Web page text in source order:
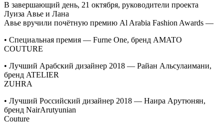
В завершающий день, 21 октября, руководители проекта
Луиза Авье и Лана
Авье вручили почётную премию Al Arabia Fashion Awards —
• Специальная премия — Furne One, бренд AMATO
COUTURE
• Лучший Арабский дизайнер 2018 — Райан Альсулаимани,
бренд ATELIER
ZUHRA
• Лучший Российский дизайнер 2018 — Наира Арутюнян,
бренд NairArutyunian
Couture